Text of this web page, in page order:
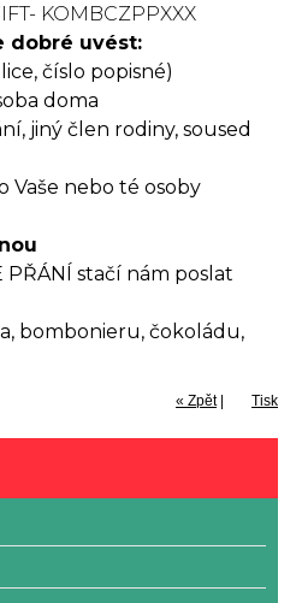
dobré uvést:
číslo popisné)
doma
jiný člen rodiny, soused
Vaše nebo té osoby
PŘÁNÍ stačí nám poslat
bombonieru, čokoládu,
« Zpět| Tisk